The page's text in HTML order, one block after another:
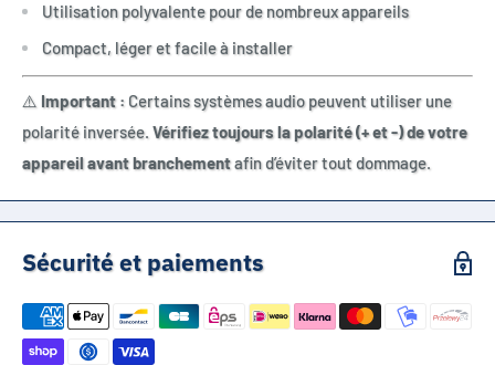
Utilisation polyvalente pour de nombreux appareils
Compact, léger et facile à installer
⚠️ Important : Certains systèmes audio peuvent utiliser une
polarité inversée. Vérifiez toujours la polarité (+ et -) de votre
appareil avant branchementafin d’éviter tout dommage.
Sécurité et paiements